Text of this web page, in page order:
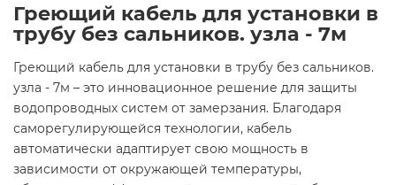
Греющий кабель для установки в
трубу без сальников. узла - 7м
Греющий кабель для установки в трубу без сальников.
узла - 7м – это инновационное решение для защиты
водопроводных систем от замерзания. Благодаря
саморегулирующейся технологии, кабель
автоматически адаптирует свою мощность в
зависимости от окружающей температуры,